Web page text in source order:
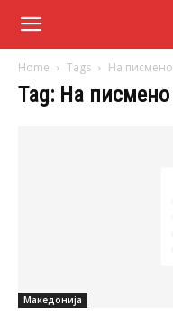
Home Tags На писмено
Tag: На писмено
Македонија